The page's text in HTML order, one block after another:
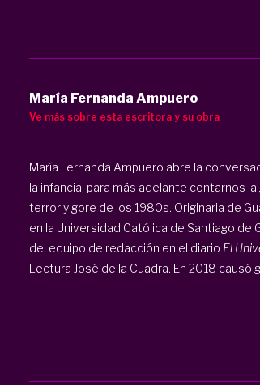
María Fernanda Ampuero
Ve más sobre esta escritora y su obra
María Fernanda Ampuero abre la
la infancia, para más adelante contarnos
terror y gore de los 1980s. Originaria de
en la Universidad Católica de Santiago de
del equipo de redacción en el diario El
Lectura José de la Cuadra. En 2018 causó